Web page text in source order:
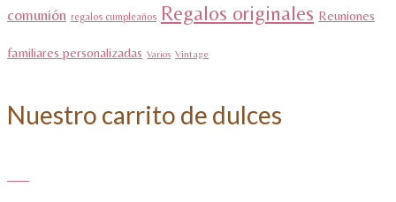
comunión regalos cumpleaños Regalos originales Reuniones
familiares personalizadas Varios Vintage
Nuestro carrito de dulces